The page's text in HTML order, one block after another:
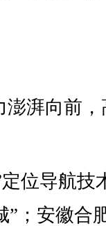
湃向前
位导航技
”；安徽合